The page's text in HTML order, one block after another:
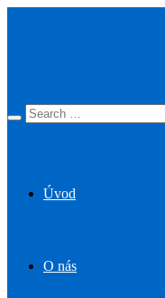
Úvod
O nás